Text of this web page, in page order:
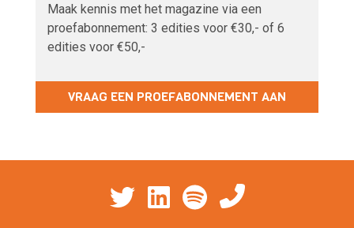
Maak kennis met het magazine via een
proefabonnement: 3 edities voor €30,- of 6
edities voor €50,-
VRAAG EEN PROEFABONNEMENT AAN